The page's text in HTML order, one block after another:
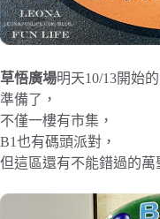
草悟廣場明天10/13開始的
準備了，
不僅一樓有市集，
B1也有碼頭派對，
但這區還有不能錯過的萬